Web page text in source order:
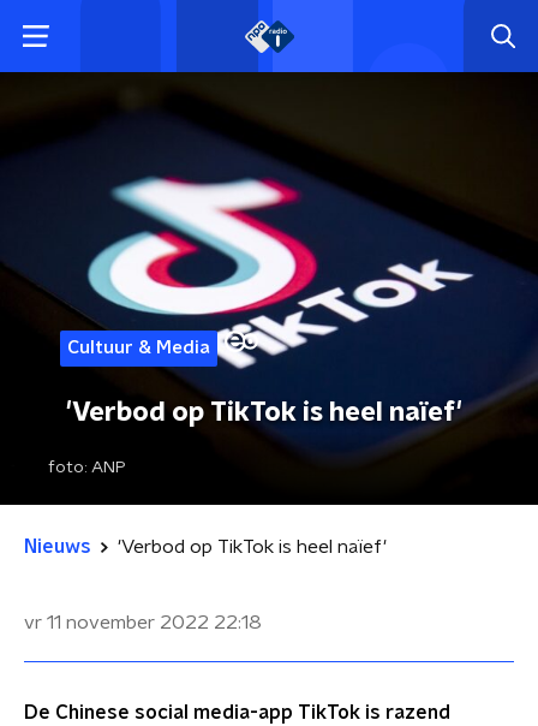
Cultuur & Media
'Verbod op TikTok is heel naïef'
foto: ANP
Nieuws 'Verbod op TikTok is heel naïef'
vr 11 november 2022 22:18
De Chinese social media-app TikTok is razend